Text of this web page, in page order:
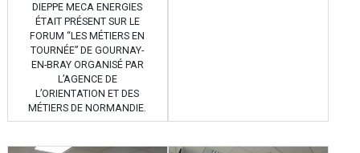
DIEPPE MECA ENERGIES
ÉTAIT PRÉSENT SUR LE
FORUM “LES MÉTIERS EN
TOURNÉE” DE GOURNAY-
EN-BRAY ORGANISÉ PAR
L’AGENCE DE
L’ORIENTATION ET DES
MÉTIERS DE NORMANDIE.